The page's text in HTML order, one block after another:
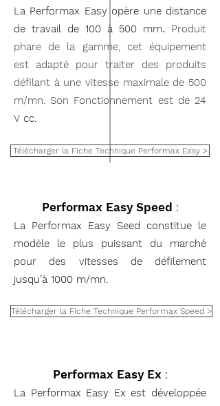
La Performax Easy opère une distance
de travail de 100 à 500 mm. Produit
phare de la gamme, cet équipement
est adapté pour traiter des produits
défilant à une vitesse maximale de 500
m/mn. Son Fonctionnement est de 24
V cc.
Télécharger la Fiche Technique Performax Easy >
Performax Easy Speed :
La Performax Easy Seed constitue le
modèle le plus puissant du marché
pour des vitesses de défilement
jusqu’à 1000 m/mn.
Télécharger la Fiche Technique Performax Speed >
Performax Easy Ex:
La Performax Easy Ex est développée